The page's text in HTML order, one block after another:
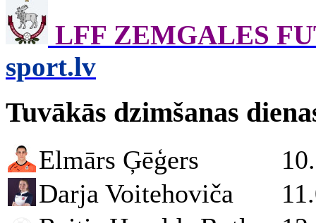
LFF ZEMGALES
sport.lv
Tuvākās dzimšanas
Elmārs Ģēģers
Darja Voitehoviča